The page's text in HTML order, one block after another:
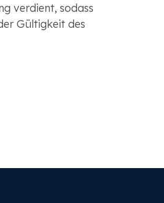
verdient, sodass
Gültigkeit des